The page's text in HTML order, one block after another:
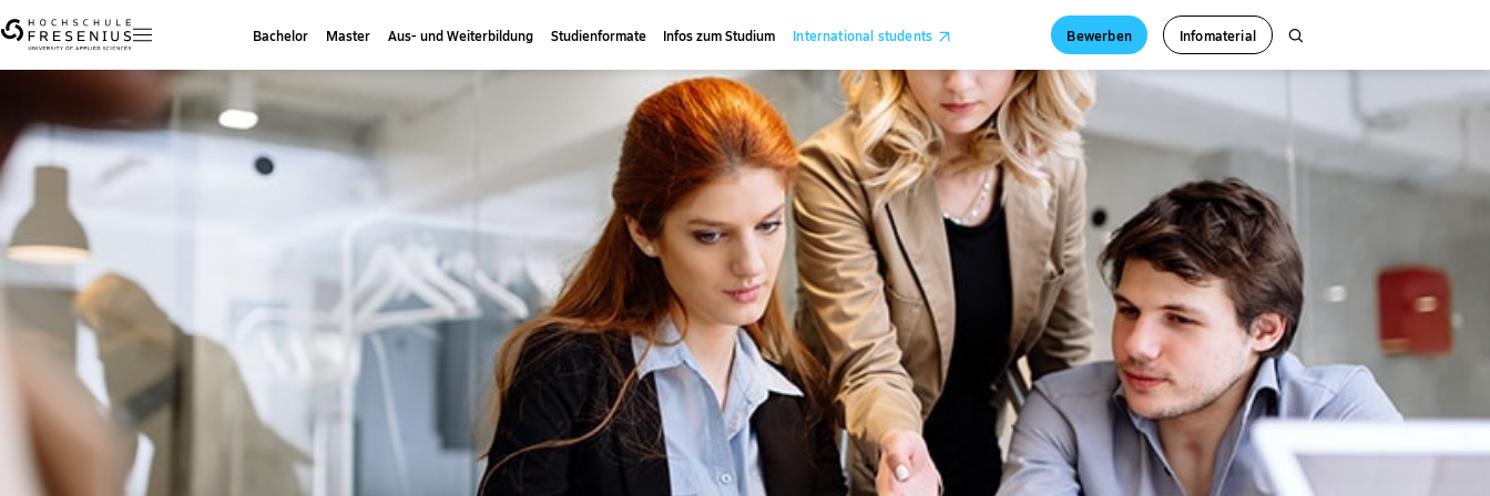
Bachelor Master Aus- und Weiterbildung Studienformate Infos zum Studium International students Bewerben Infomaterial